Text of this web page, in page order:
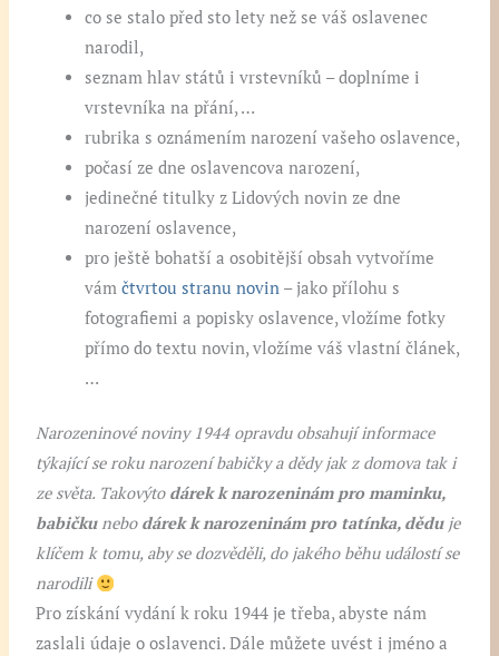
co se stalo před sto lety než se váš oslavenec
narodil,
seznam hlav států i vrstevníků – doplníme i
vrstevníka na přání, …
rubrika s oznámením narození vašeho oslavence,
počasí ze dne oslavencova narození,
jedinečné titulky z Lidových novin ze dne
narození oslavence,
pro ještě bohatší a osobitější obsah vytvoříme
vámčtvrtou stranu novin – jako přílohu s
fotografiemi a popisky oslavence, vložíme fotky
přímo do textu novin, vložíme váš vlastní článek,
…
Narozeninové noviny 1944 opravdu obsahují informace
týkající se roku narození babičky a dědy jak z domova tak i
ze světa. Takovýto dárek k narozeninám pro maminku,
babičkunebo dárek k narozeninám pro tatínka, děduje
klíčem k tomu, aby se dozvěděli, do jakého běhu událostí se
narodili
Pro získání vydání k roku 1944 je třeba, abyste nám
zaslali údaje o oslavenci. Dále můžete uvést i jméno a